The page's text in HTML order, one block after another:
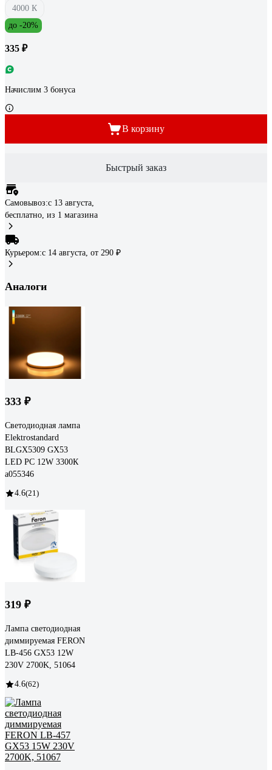
4000 К
до -20%
335 ₽
Начислим 3 бонуса
В корзину
Быстрый заказ
Самовывоз:c 13 августа,
бесплатно, из 1 магазина
Курьером:c 14 августа, от 290 ₽
Аналоги
333 ₽
Светодиодная лампа
Elektrostandard
BLGX5309 GX53
LED PC 12W 3300К
a055346
4.6(21)
319 ₽
Лампа светодиодная
диммируемая FERON
LB-456 GX53 12W
230V 2700K, 51064
4.6(62)